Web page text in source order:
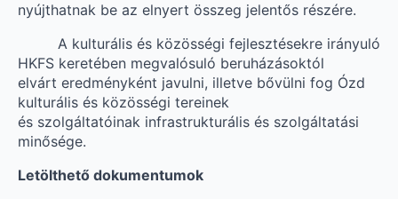
nyújthatnak be az elnyert összeg jelentős részére.
A kulturális és közösségi fejlesztésekre irányuló
HKFS keretében megvalósuló beruházásoktól
elvárt eredményként javulni, illetve bővülni fog Ózd
kulturális és közösségi tereinek
és szolgáltatóinak infrastrukturális és szolgáltatási
minősége.
Letölthető dokumentumok